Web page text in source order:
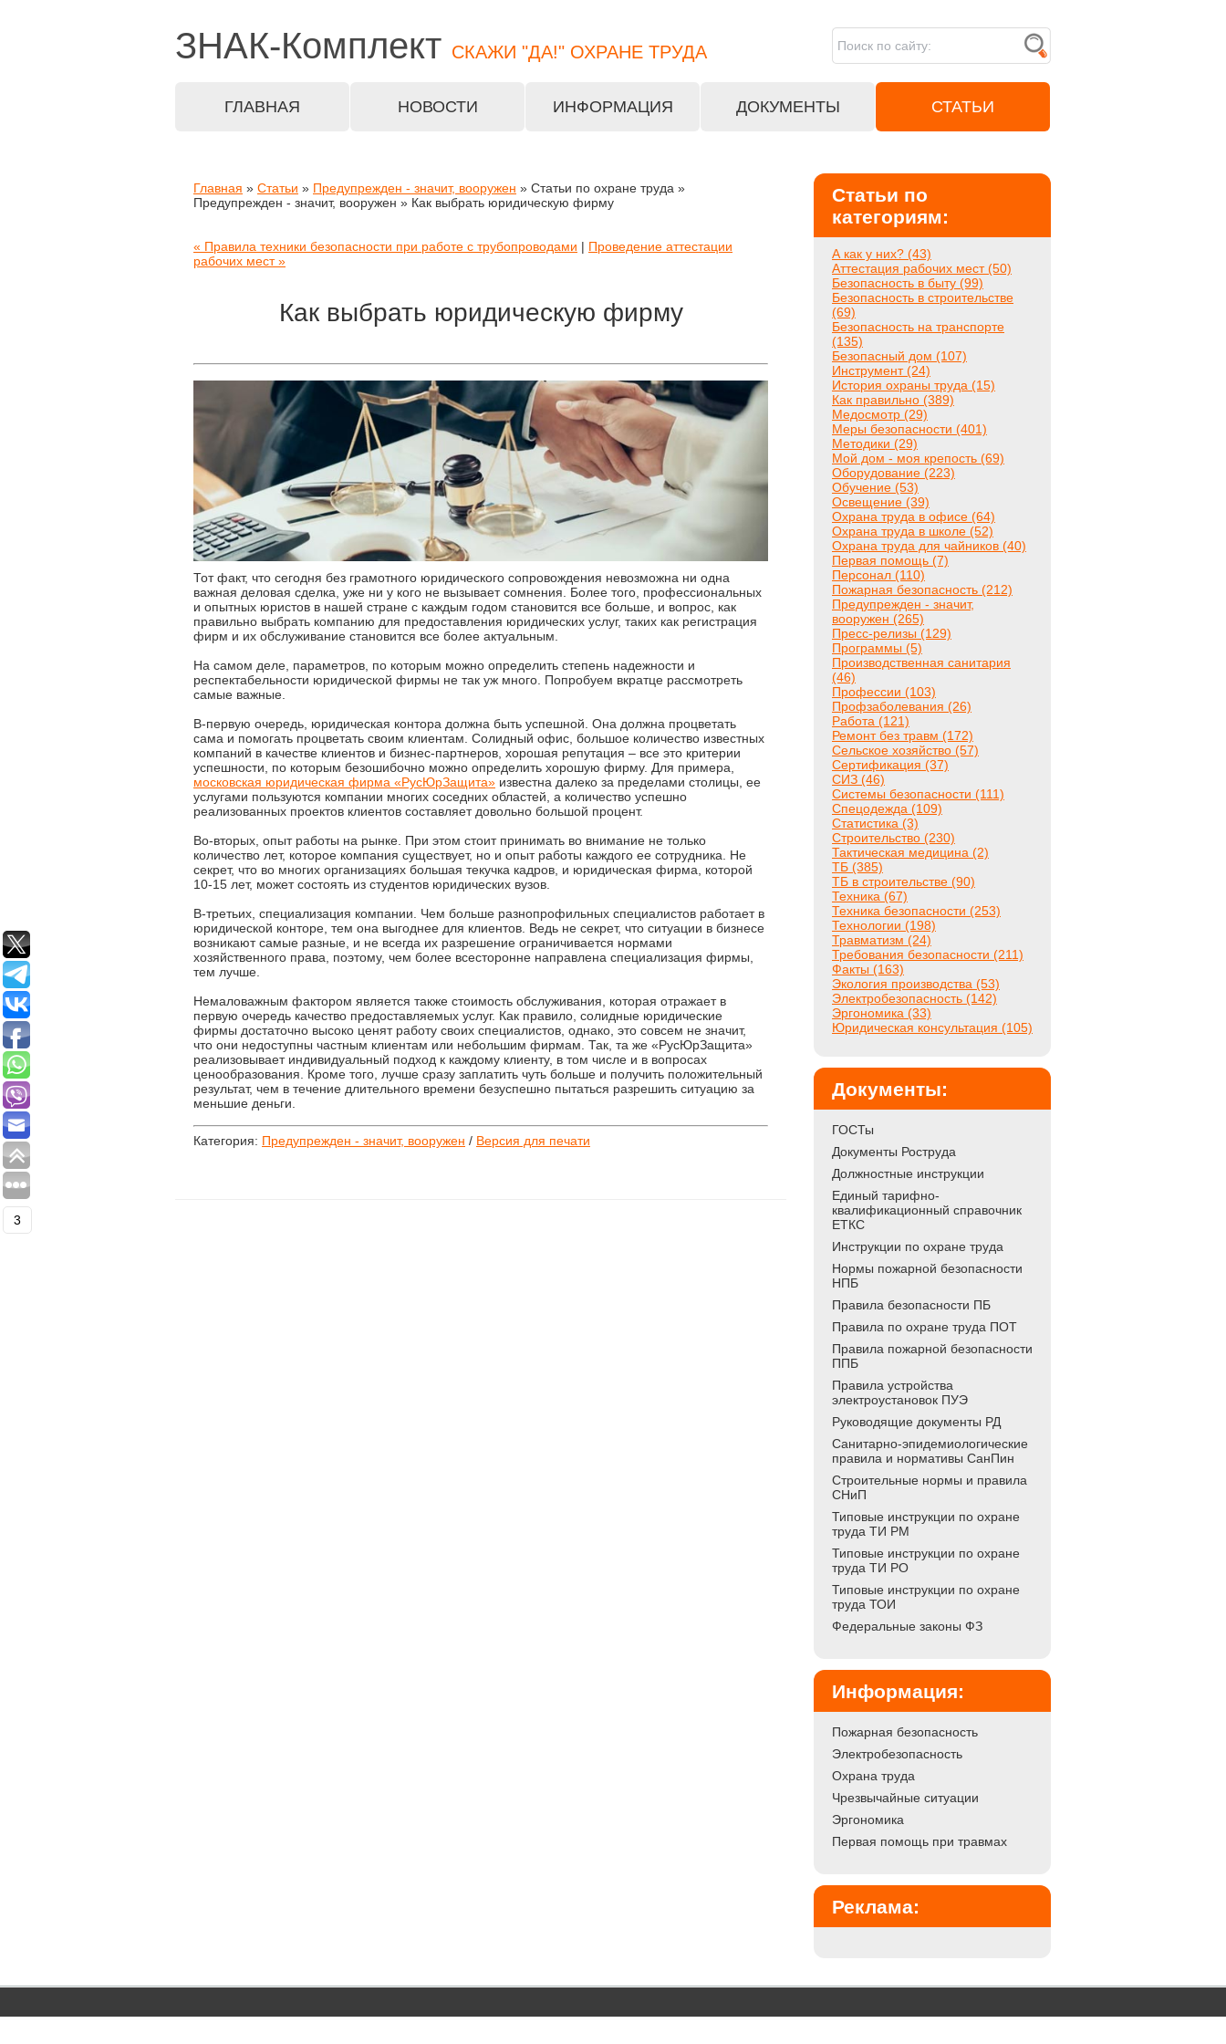
ЗНАК-Комплект СКАЖИ "ДА!" ОХРАНЕ ТРУДА
ГЛАВНАЯ НОВОСТИ ИНФОРМАЦИЯ ДОКУМЕНТЫ СТАТЬИ
Главная » Статьи » Предупрежден - значит, вооружен » Статьи по охране труда »
Предупрежден - значит, вооружен » Как выбрать юридическую фирму
« Правила техники безопасности при работе с трубопроводами | Проведение аттестации
рабочих мест »
Как выбрать юридическую фирму
Тот факт, что сегодня без грамотного юридического сопровождения невозможна ни одна
важная деловая сделка, уже ни у кого не вызывает сомнения. Более того, профессиональных
и опытных юристов в нашей стране с каждым годом становится все больше, и вопрос, как
правильно выбрать компанию для предоставления юридических услуг, таких как регистрация
фирм и их обслуживание становится все более актуальным.
На самом деле, параметров, по которым можно определить степень надежности и
респектабельности юридической фирмы не так уж много. Попробуем вкратце рассмотреть
самые важные.
В-первую очередь, юридическая контора должна быть успешной. Она должна процветать
сама и помогать процветать своим клиентам. Солидный офис, большое количество известных
компаний в качестве клиентов и бизнес-партнеров, хорошая репутация – все это критерии
успешности, по которым безошибочно можно определить хорошую фирму. Для примера,
московская юридическая фирма «РусЮрЗащита» известна далеко за пределами столицы, ее
услугами пользуются компании многих соседних областей, а количество успешно
реализованных проектов клиентов составляет довольно большой процент.
Во-вторых, опыт работы на рынке. При этом стоит принимать во внимание не только
количество лет, которое компания существует, но и опыт работы каждого ее сотрудника. Не
секрет, что во многих организациях большая текучка кадров, и юридическая фирма, которой
10-15 лет, может состоять из студентов юридических вузов.
В-третьих, специализация компании. Чем больше разнопрофильных специалистов работает в
юридической конторе, тем она выгоднее для клиентов. Ведь не секрет, что ситуации в бизнесе
возникают самые разные, и не всегда их разрешение ограничивается нормами
хозяйственного права, поэтому, чем более всесторонне направлена специализация фирмы,
тем лучше.
Немаловажным фактором является также стоимость обслуживания, которая отражает в
первую очередь качество предоставляемых услуг. Как правило, солидные юридические
фирмы достаточно высоко ценят работу своих специалистов, однако, это совсем не значит,
что они недоступны частным клиентам или небольшим фирмам. Так, та же «РусЮрЗащита»
реализовывает индивидуальный подход к каждому клиенту, в том числе и в вопросах
ценообразования. Кроме того, лучше сразу заплатить чуть больше и получить положительный
результат, чем в течение длительного времени безуспешно пытаться разрешить ситуацию за
меньшие деньги.
Категория: Предупрежден - значит, вооружен / Версия для печати
Статьи по
категориям:
А как у них? (43)
Аттестация рабочих мест (50)
Безопасность в быту (99)
Безопасность в строительстве
(69)
Безопасность на транспорте
(135)
Безопасный дом (107)
Инструмент (24)
История охраны труда (15)
Как правильно (389)
Медосмотр (29)
Меры безопасности (401)
Методики (29)
Мой дом - моя крепость (69)
Оборудование (223)
Обучение (53)
Освещение (39)
Охрана труда в офисе (64)
Охрана труда в школе (52)
Охрана труда для чайников (40)
Первая помощь (7)
Персонал (110)
Пожарная безопасность (212)
Предупрежден - значит,
вооружен (265)
Пресс-релизы (129)
Программы (5)
Производственная санитария
(46)
Профессии (103)
Профзаболевания (26)
Работа (121)
Ремонт без травм (172)
Сельское хозяйство (57)
Сертификация (37)
СИЗ (46)
Системы безопасности (111)
Спецодежда (109)
Статистика (3)
Строительство (230)
Тактическая медицина (2)
ТБ (385)
ТБ в строительстве (90)
Техника (67)
Техника безопасности (253)
Технологии (198)
Травматизм (24)
Требования безопасности (211)
Факты (163)
Экология производства (53)
Электробезопасность (142)
Эргономика (33)
Юридическая консультация (105)
Документы:
ГОСТы
Документы Роструда
Должностные инструкции
Единый тарифно-
квалификационный справочник
ЕТКС
Инструкции по охране труда
Нормы пожарной безопасности
НПБ
Правила безопасности ПБ
Правила по охране труда ПОТ
Правила пожарной безопасности
ППБ
Правила устройства
электроустановок ПУЭ
Руководящие документы РД
Санитарно-эпидемиологические
правила и нормативы СанПин
Строительные нормы и правила
СНиП
Типовые инструкции по охране
труда ТИ РМ
Типовые инструкции по охране
труда ТИ РО
Типовые инструкции по охране
труда ТОИ
Федеральные законы ФЗ
Информация:
Пожарная безопасность
Электробезопасность
Охрана труда
Чрезвычайные ситуации
Эргономика
Первая помощь при травмах
Реклама:
3